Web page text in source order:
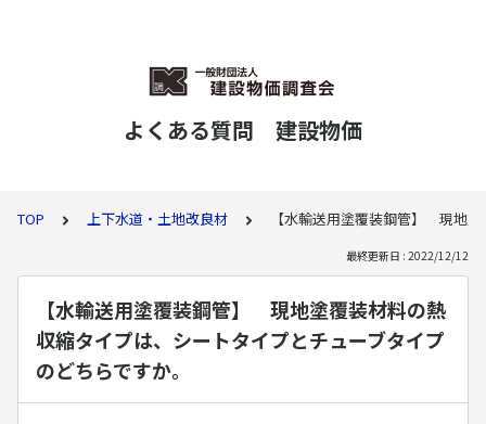
よくある質問 建設物価
TOP 上下水道・土地改良材 【水輸送用塗覆装鋼管】 現地
最終更新日 : 2022/12/12
【水輸送用塗覆装鋼管】 現地塗覆装材料の熱
収縮タイプは、シートタイプとチューブタイプ
のどちらですか。